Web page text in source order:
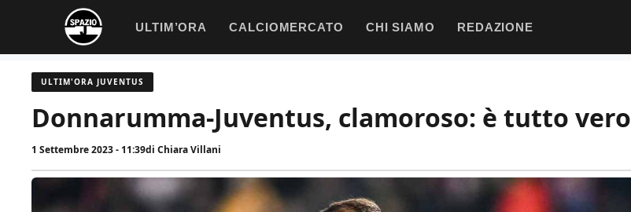
contenuto
ULTIM’ORA CALCIOMERCATO CHI SIAMO REDAZIONE
ULTIM'ORA JUVENTUS
Donnarumma-Juventus, clamoroso: è tutto vero
1 Settembre 2023 - 11:39di Chiara Villani